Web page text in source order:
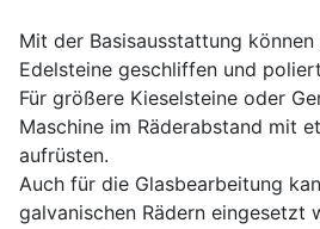
Mit der Basisausstattung
Edelsteine geschliffen und
Für größere Kieselsteine oder
Maschine im Räderabstand mit
aufrüsten.
Auch für die Glasbearbeitung
galvanischen Rädern eingesetzt